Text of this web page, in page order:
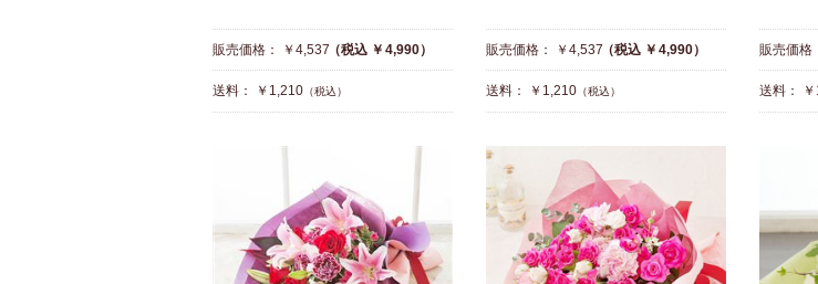
販売価格： ￥4,537（税込 ￥4,990）
送料： ￥1,210 （税込）
販売価格： ￥4,537（税込 ￥4,990）
送料： ￥1,210 （税込）
販売価格
送料：